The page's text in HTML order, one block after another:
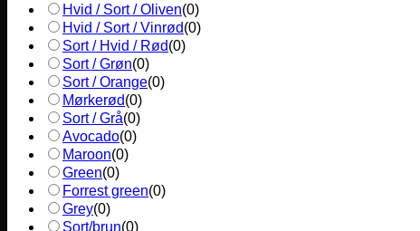
Hvid / Sort / Oliven(0)
Hvid / Sort / Vinrød(0)
Sort / Hvid / Rød(0)
Sort / Grøn(0)
Sort / Orange(0)
Mørkerød(0)
Sort / Grå(0)
Avocado(0)
Maroon(0)
Green(0)
Forrest green(0)
Grey(0)
Sort/brun(0)